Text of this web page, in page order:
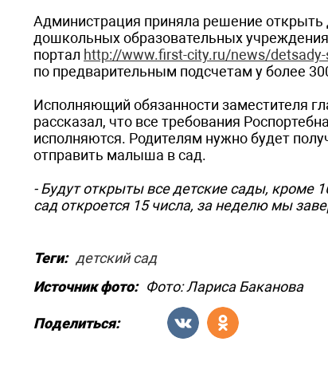
Администрация приняла решение
дошкольных образовательных
портал http://www.first-city.ru/news/
по предварительным подсчетам у более
Исполняющий обязанности заместителя
рассказал, что все требования
исполняются. Родителям нужно будет
отправить малыша в сад.
- Будут открыты все детские сады, кроме
сад откроется 15 числа, за неделю мы
Теги: детский сад
Источник фото: Фото: Лариса Баканова
Поделиться: